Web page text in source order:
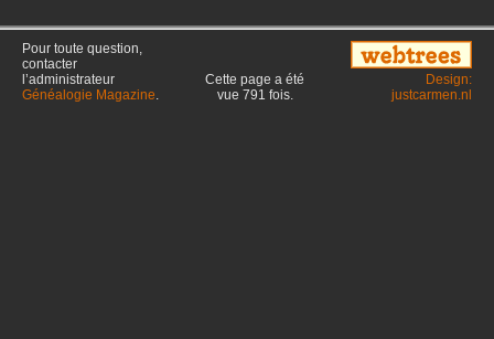
Pour toute question,
contacter
l’administrateur
Généalogie Magazine.
Cette page a été
vue 791 fois.
Design:
justcarmen.nl